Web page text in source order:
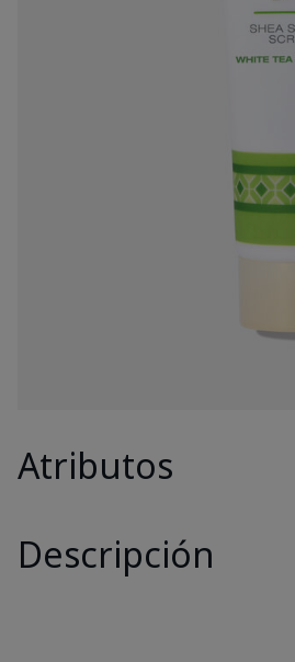
Atributos
Descripción